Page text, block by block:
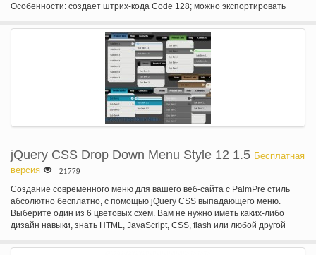
Особенности: создает штрих-кода Code 128; можно экспортировать
B, C и автоматического кодирования; поддерживает текст заголовка с
регулируемым шрифт, размер шрифта, цвет шрифта и позиции.
jQuery CSS Drop Down Menu Style 12 1.5 Бесплатная
версия
21779
Создание современного меню для вашего веб-сайта с PalmPre стиль
абсолютно бесплатно, с помощью jQuery CSS выпадающего меню.
Выберите один из 6 цветовых схем. Вам не нужно иметь каких-либо
дизайн навыки, знать HTML, JavaScript, CSS, flash или любой другой
готовый к использованию jQuery CSS выпадающего меню! Одна вещь